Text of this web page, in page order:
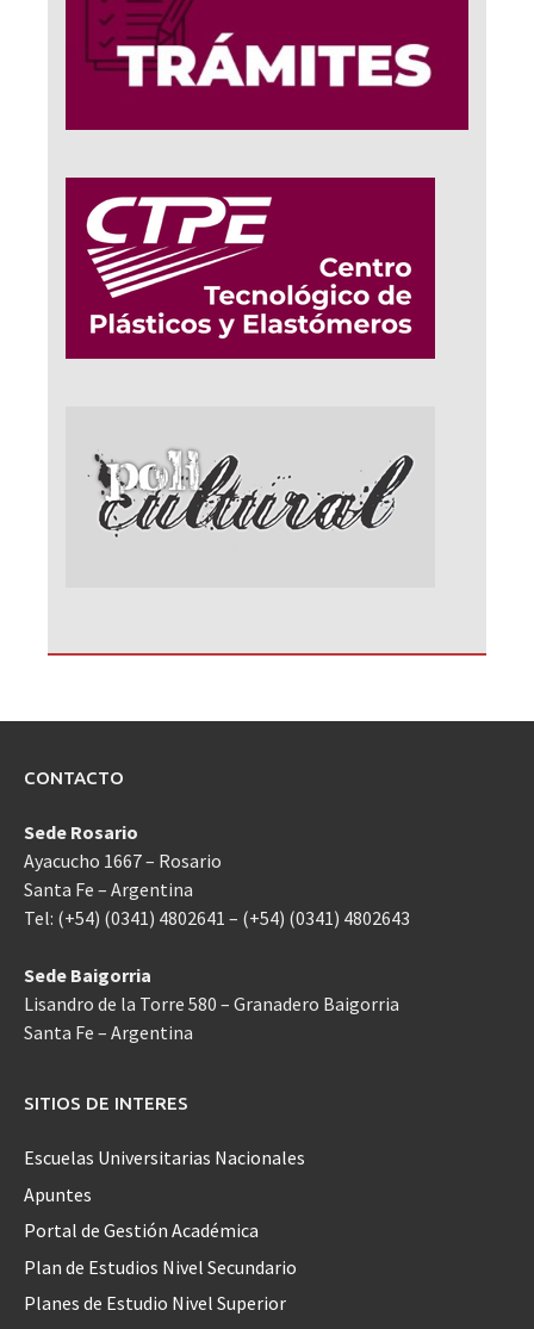
CONTACTO
Sede Rosario
Ayacucho 1667 – Rosario
Santa Fe – Argentina
Tel: (+54) (0341) 4802641 – (+54) (0341) 4802643
Sede Baigorria
Lisandro de la Torre 580 – Granadero Baigorria
Santa Fe – Argentina
SITIOS DE INTERES
Escuelas Universitarias Nacionales
Apuntes
Portal de Gestión Académica
Plan de Estudios Nivel Secundario
Planes de Estudio Nivel Superior